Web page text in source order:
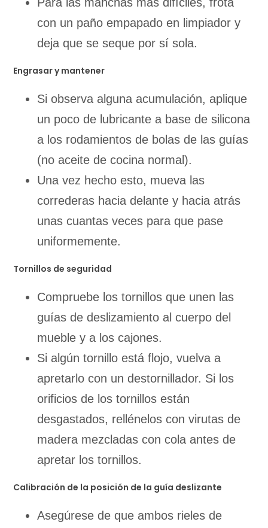
con un paño empapado en limpiador y
deja que se seque por sí sola.
Engrasar y mantener
Si observa alguna acumulación, aplique
un poco de lubricante a base de silicona
a los rodamientos de bolas de las guías
(no aceite de cocina normal).
Una vez hecho esto, mueva las
correderas hacia delante y hacia atrás
unas cuantas veces para que pase
uniformemente.
Tornillos de seguridad
Compruebe los tornillos que unen las
guías de deslizamiento al cuerpo del
mueble y a los cajones.
Si algún tornillo está flojo, vuelva a
apretarlo con un destornillador. Si los
orificios de los tornillos están
desgastados, rellénelos con virutas de
madera mezcladas con cola antes de
apretar los tornillos.
Calibración de la posición de la guía deslizante
Asegúrese de que ambos rieles de